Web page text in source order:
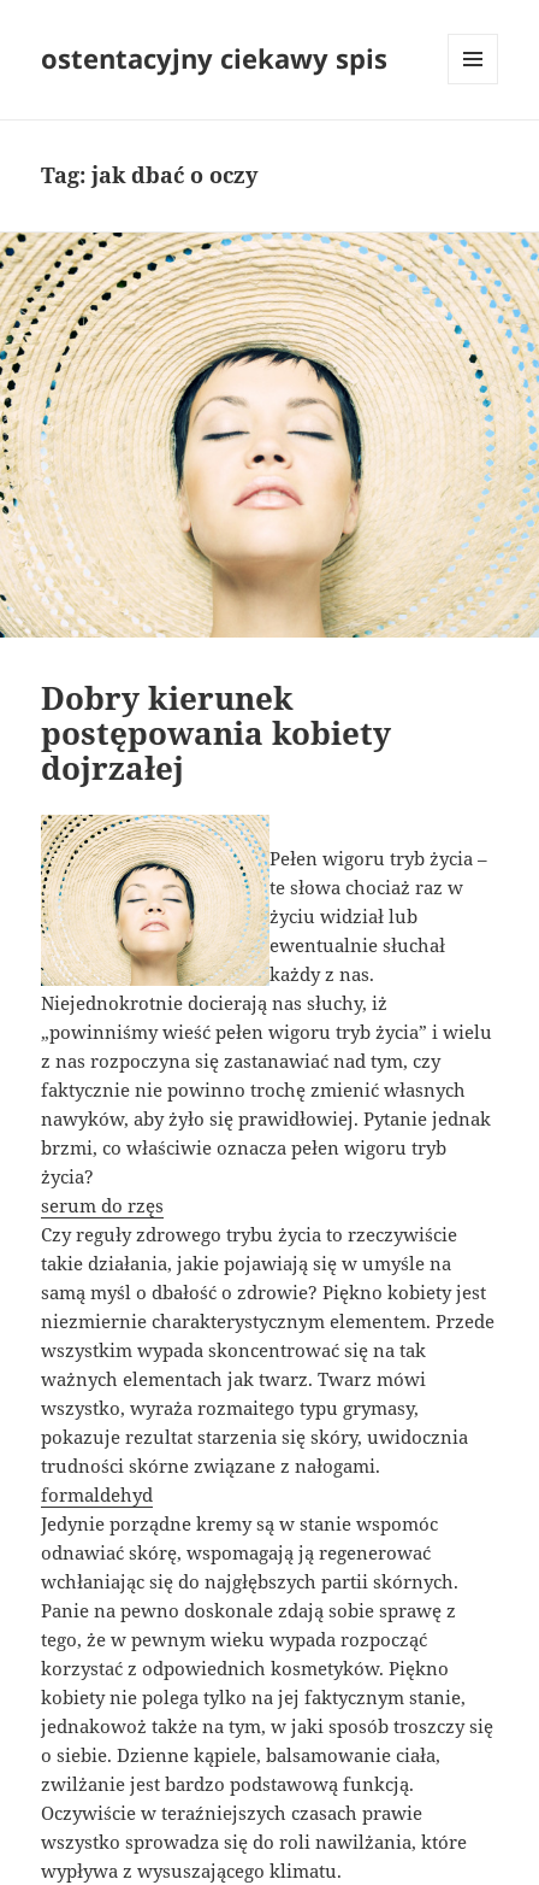
ostentacyjny ciekawy spis
Tag:jak dbać o oczy
Dobry kierunek
postępowania kobiety
dojrzałej
Pełen wigoru tryb życia –
te słowa chociaż raz w
życiu widział lub
ewentualnie słuchał
każdy z nas.
Niejednokrotnie docierają nas słuchy, iż
„powinniśmy wieść pełen wigoru tryb życia” i wielu
z nas rozpoczyna się zastanawiać nad tym, czy
faktycznie nie powinno trochę zmienić własnych
nawyków, aby żyło się prawidłowiej. Pytanie jednak
brzmi, co właściwie oznacza pełen wigoru tryb
życia?
serum do rzęs
Czy reguły zdrowego trybu życia to rzeczywiście
takie działania, jakie pojawiają się w umyśle na
samą myśl o dbałość o zdrowie? Piękno kobiety jest
niezmiernie charakterystycznym elementem. Przede
wszystkim wypada skoncentrować się na tak
ważnych elementach jak twarz. Twarz mówi
wszystko, wyraża rozmaitego typu grymasy,
pokazuje rezultat starzenia się skóry, uwidocznia
trudności skórne związane z nałogami.
formaldehyd
Jedynie porządne kremy są w stanie wspomóc
odnawiać skórę, wspomagają ją regenerować
wchłaniając się do najgłębszych partii skórnych.
Panie na pewno doskonale zdają sobie sprawę z
tego, że w pewnym wieku wypada rozpocząć
korzystać z odpowiednich kosmetyków. Piękno
kobiety nie polega tylko na jej faktycznym stanie,
jednakowoż także na tym, w jaki sposób troszczy się
o siebie. Dzienne kąpiele, balsamowanie ciała,
zwilżanie jest bardzo podstawową funkcją.
Oczywiście w teraźniejszych czasach prawie
wszystko sprowadza się do roli nawilżania, które
wypływa z wysuszającego klimatu.